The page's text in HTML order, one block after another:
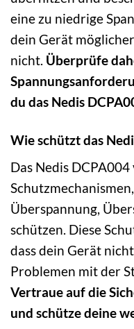
eine zu niedrige
dein Gerät
nicht. Überprüfe
du das Nedis
Wie schützt das
Das Nedis
Überspannung,
schützen. Diese
dass dein Gerät
Problemen mit der
Vertraue auf die
und schütze deine